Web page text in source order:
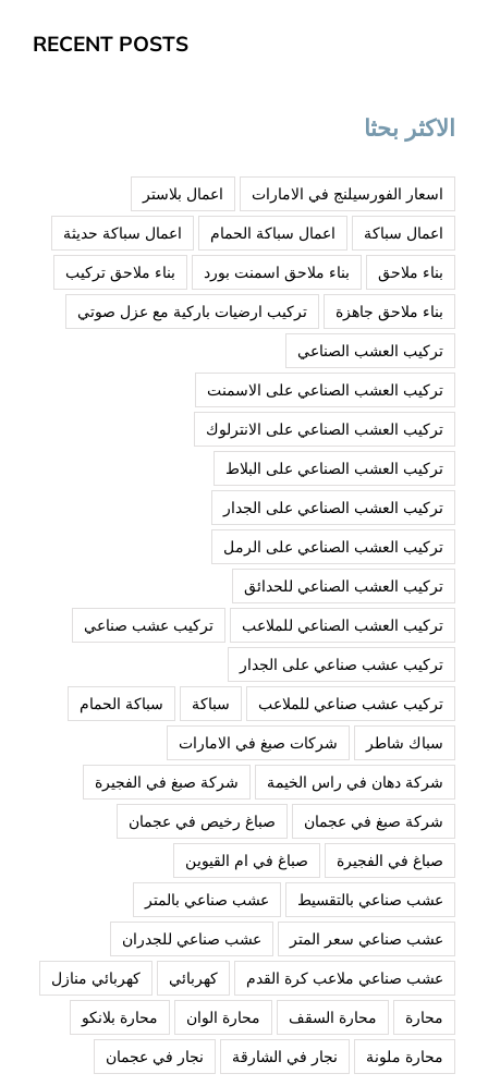
RECENT POSTS
الاكثر بحثا
اسعار الفورسيلنج في الامارات
اعمال بلاستر
اعمال سباكة
اعمال سباكة الحمام
اعمال سباكة حديثة
بناء ملاحق
بناء ملاحق اسمنت بورد
بناء ملاحق تركيب
بناء ملاحق جاهزة
تركيب ارضيات باركية مع عزل صوتي
تركيب العشب الصناعي
تركيب العشب الصناعي على الاسمنت
تركيب العشب الصناعي على الانترلوك
تركيب العشب الصناعي على البلاط
تركيب العشب الصناعي على الجدار
تركيب العشب الصناعي على الرمل
تركيب العشب الصناعي للحدائق
تركيب العشب الصناعي للملاعب
تركيب عشب صناعي
تركيب عشب صناعي على الجدار
تركيب عشب صناعي للملاعب
سباكة
سباكة الحمام
سباك شاطر
شركات صبغ في الامارات
شركة دهان في راس الخيمة
شركة صبغ في الفجيرة
شركة صبغ في عجمان
صباغ رخيص في عجمان
صباغ في الفجيرة
صباغ في ام القيوين
عشب صناعي بالتقسيط
عشب صناعي بالمتر
عشب صناعي سعر المتر
عشب صناعي للجدران
عشب صناعي ملاعب كرة القدم
كهربائي
كهربائي منازل
محارة
محارة السقف محارة الوان
محارة بلانكو
محارة ملونة
نجار في الشارقة نجار في عجمان